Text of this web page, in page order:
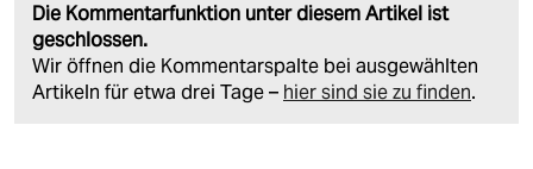
Die Kommentarfunktion unter diesem Artikel ist
geschlossen.
Wir öffnen die Kommentarspalte bei ausgewählten
Artikeln für etwa drei Tage – hier sind sie zu finden.